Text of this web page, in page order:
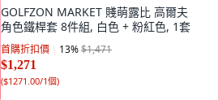
GOLFZON MARKET 賤萌露比 高爾夫
角色鐵桿套 8件組, 白色 + 粉紅色, 1套
首購折扣價 13%$1,471
$1,271
($1271.00/1個)